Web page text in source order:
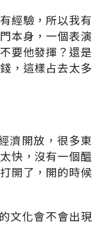
經驗，所以我有
本身，一個表演
要他發揮？還是
，這樣占去太多
濟開放，很多東
快，沒有一個醞
開了，開的時候
文化會不會出現